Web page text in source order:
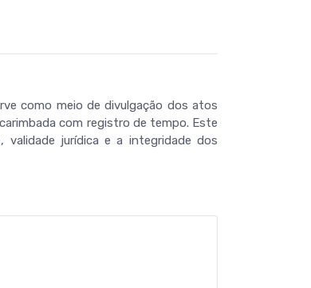
como meio de divulgação dos atos
com registro de tempo. Este
jurídica e a integridade dos